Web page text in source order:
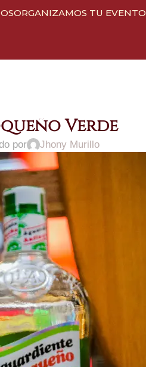
ORGANIZAMOS TU EVENTO
Verde
por Jhony Murillo